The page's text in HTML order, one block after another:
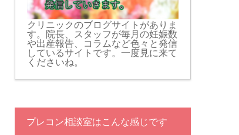
クリニックのブログサイトがありま
す。院長、スタッフが毎月の妊娠数
や出産報告、コラムなど色々と発信
しているサイトです。一度見に来て
くださいね。
プレコン相談室はこんな感じです